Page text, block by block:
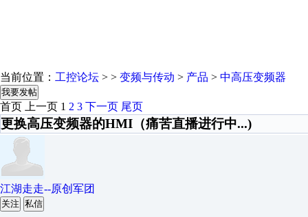
当前位置： 工控论坛 > > 变频与传动 > 产品 > 中高压变频器
我要发帖
首页 上一页 1 2 3 下一页 尾页
更换高压变频器的HMI（痛苦直播进行中...)
江湖走走--原创军团
关注 私信